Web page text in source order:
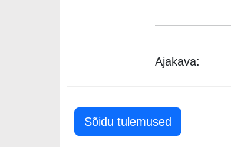
Ajakava:
Sõidu tulemused